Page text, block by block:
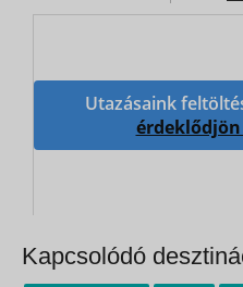
Utazásaink
Kapcsolódó